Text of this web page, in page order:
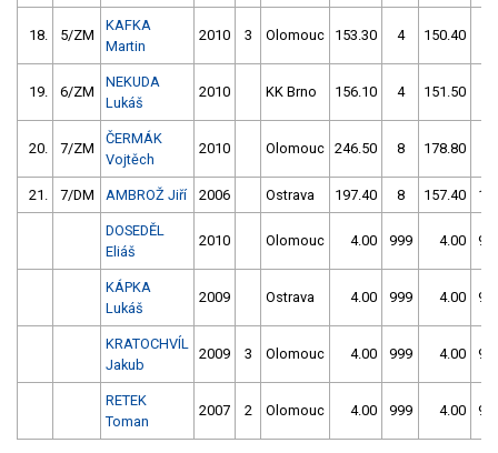
18. 5/ZM
KAFKA
Martin
2010 3 Olomouc 153.30 4 150.40
19. 6/ZM
NEKUDA
Lukáš
2010 KK Brno 156.10 4 151.50
20. 7/ZM
ČERMÁK
Vojtěch
2010 Olomouc 246.50 8 178.80
21. 7/DM AMBROŽ Jiří 2006 Ostrava 197.40 8 157.40
DOSEDĚL
Eliáš
2010 Olomouc 4.00 999 4.00
KÁPKA
Lukáš
2009 Ostrava 4.00 999 4.00
KRATOCHVÍL
Jakub
2009 3 Olomouc 4.00 999 4.00
RETEK
Toman
2007 2 Olomouc 4.00 999 4.00